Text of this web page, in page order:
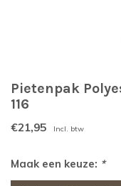
Pietenpak
116
€21,95 Incl. btw
Maak een keuze: *